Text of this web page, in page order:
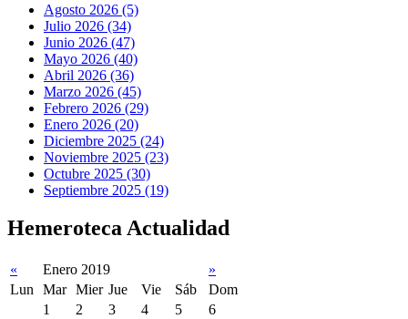
Agosto 2026 (5)
Julio 2026 (34)
Junio 2026 (47)
Mayo 2026 (40)
Abril 2026 (36)
Marzo 2026 (45)
Febrero 2026 (29)
Enero 2026 (20)
Diciembre 2025 (24)
Noviembre 2025 (23)
Octubre 2025 (30)
Septiembre 2025 (19)
Hemeroteca Actualidad
« Enero 2019
»
Lun
Mar Mier Jue Vie Sáb
Dom
1
2 3 4 5
6